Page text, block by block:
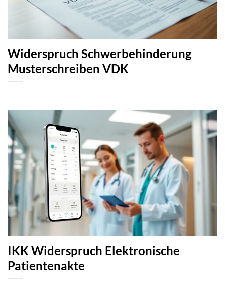
Widerspruch Schwerbehinderung
Musterschreiben VDK
IKK Widerspruch Elektronische
Patientenakte